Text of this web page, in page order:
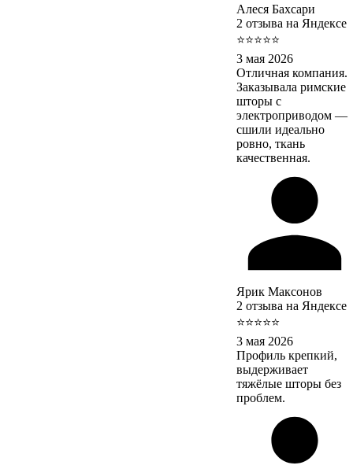
Алеся Бахсари
2 отзыва на Яндексе
⭐⭐⭐⭐⭐
3 мая 2026
Отличная компания.
Заказывала римские
шторы с
электроприводом —
сшили идеально
ровно, ткань
качественная.
Ярик Максонов
2 отзыва на Яндексе
⭐⭐⭐⭐⭐
3 мая 2026
Профиль крепкий,
выдерживает
тяжёлые шторы без
проблем.